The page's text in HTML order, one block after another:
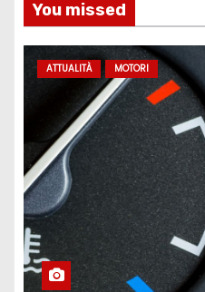
You missed
ATTUALITÀ MOTORI